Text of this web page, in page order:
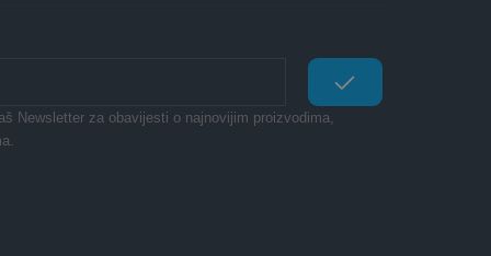
Newsletter za obavijesti o najnovijim proizvodima,